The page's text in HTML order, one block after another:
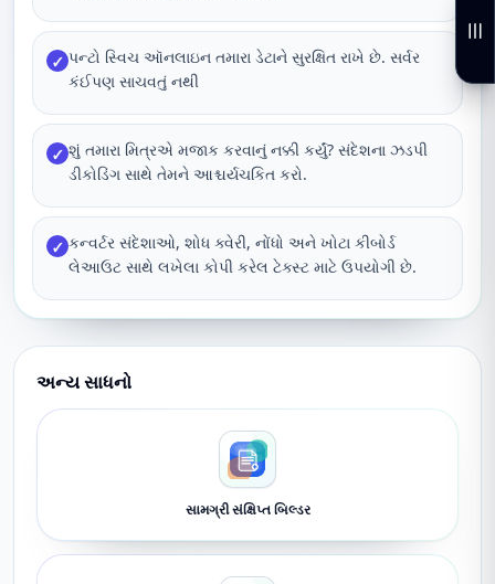
✓ પન્ટો સ્વિચ ઑનલાઇન તમારા ડેટાને સુરક્ષિત રાખે છે. સર્વર
કંઈપણ સાચવતું નથી
✓ શું તમારા મિત્રએ મજાક કરવાનું નક્કી કર્યું? સંદેશના ઝડપી
ડીકોડિંગ સાથે તેમને આશ્ચર્યચકિત કરો.
✓ કન્વર્ટર સંદેશાઓ, શોધ ક્વેરી, નોંધો અને ખોટા કીબોર્ડ
લેઆઉટ સાથે લખેલા કોપી કરેલ ટેક્સ્ટ માટે ઉપયોગી છે.
અન્ય સાધનો
સામગ્રી સંક્ષિપ્ત બિલ્ડર